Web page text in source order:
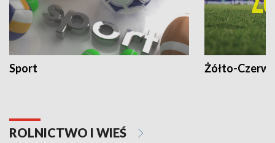
Sport Żółto-
ROLNICTWO I WIEŚ